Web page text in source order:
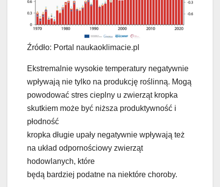
Źródło: Portal naukaoklimacie.pl
Ekstremalnie wysokie temperatury negatywnie
wpływają nie tylko na produkcję roślinną. Mogą
powodować stres cieplny u zwierząt kropka
skutkiem może być niższa produktywność i
płodność
kropka długie upały negatywnie wpływają też
na układ odpornościowy zwierząt
hodowlanych, które
będą bardziej podatne na niektóre choroby.